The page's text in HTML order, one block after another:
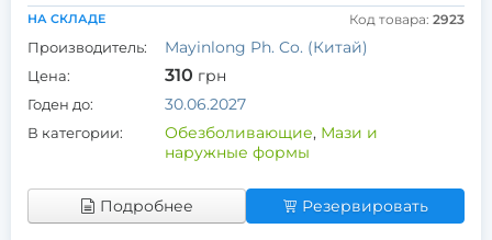
НА СКЛАДЕ Код товара: 2923
Производитель: Mayinlong Ph. Co. (Китай)
Цена: 310 грн
Годен до: 30.06.2027
В категории: Обезболивающие, Мази и
наружные формы
Подробнее Резервировать